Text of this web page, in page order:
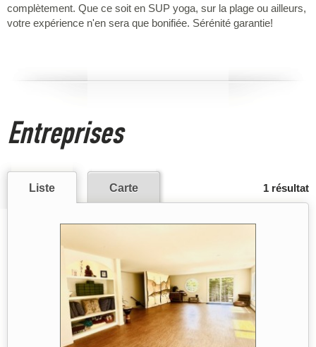
complètement. Que ce soit en SUP yoga, sur la plage ou ailleurs,
votre expérience n'en sera que bonifiée. Sérénité garantie!
Entreprises
1 résultat
Liste Carte